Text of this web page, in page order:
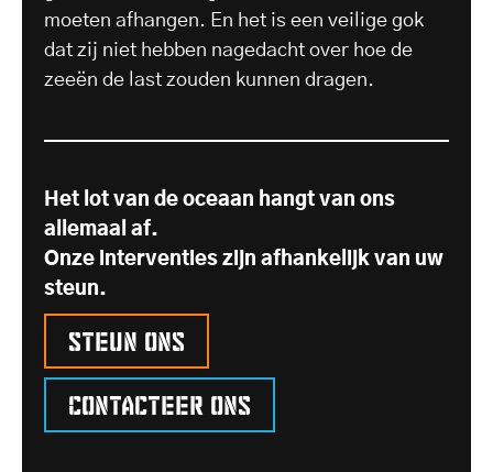
moeten afhangen. En het is een veilige gok
dat zij niet hebben nagedacht over hoe de
zeeën de last zouden kunnen dragen.
Het lot van de oceaan hangt van ons
allemaal af.
Onze interventies zijn afhankelijk van uw
steun.
Steun ons
Contacteer ons